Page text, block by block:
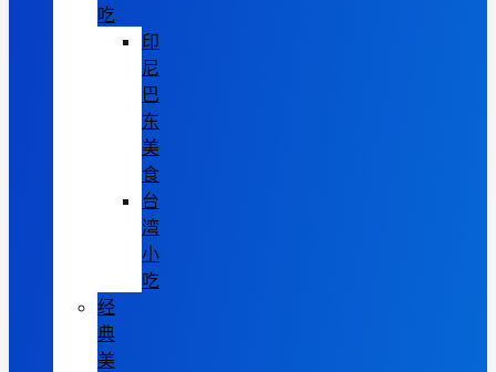
吃
印
尼
巴
东
美
食
台
湾
小
吃
经
典
美